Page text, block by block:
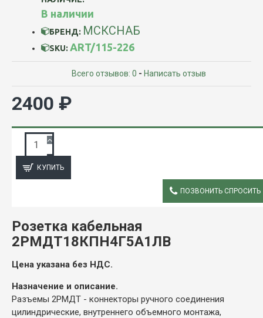
В наличии
БРЕНД: МСКСНАБ
SKU: ART/115-226
Всего отзывов: 0 - Написать отзыв
2400 ₽
КУПИТЬ
ПОЗВОНИТЬ СПРОСИТЬ
Розетка кабельная
2РМДТ18КПН4Г5А1ЛВ
Цена указана без НДС.
Назначение и описание.
Разъемы 2РМДТ - коннекторы ручного соединения
цилиндрические, внутреннего объемного монтажа,